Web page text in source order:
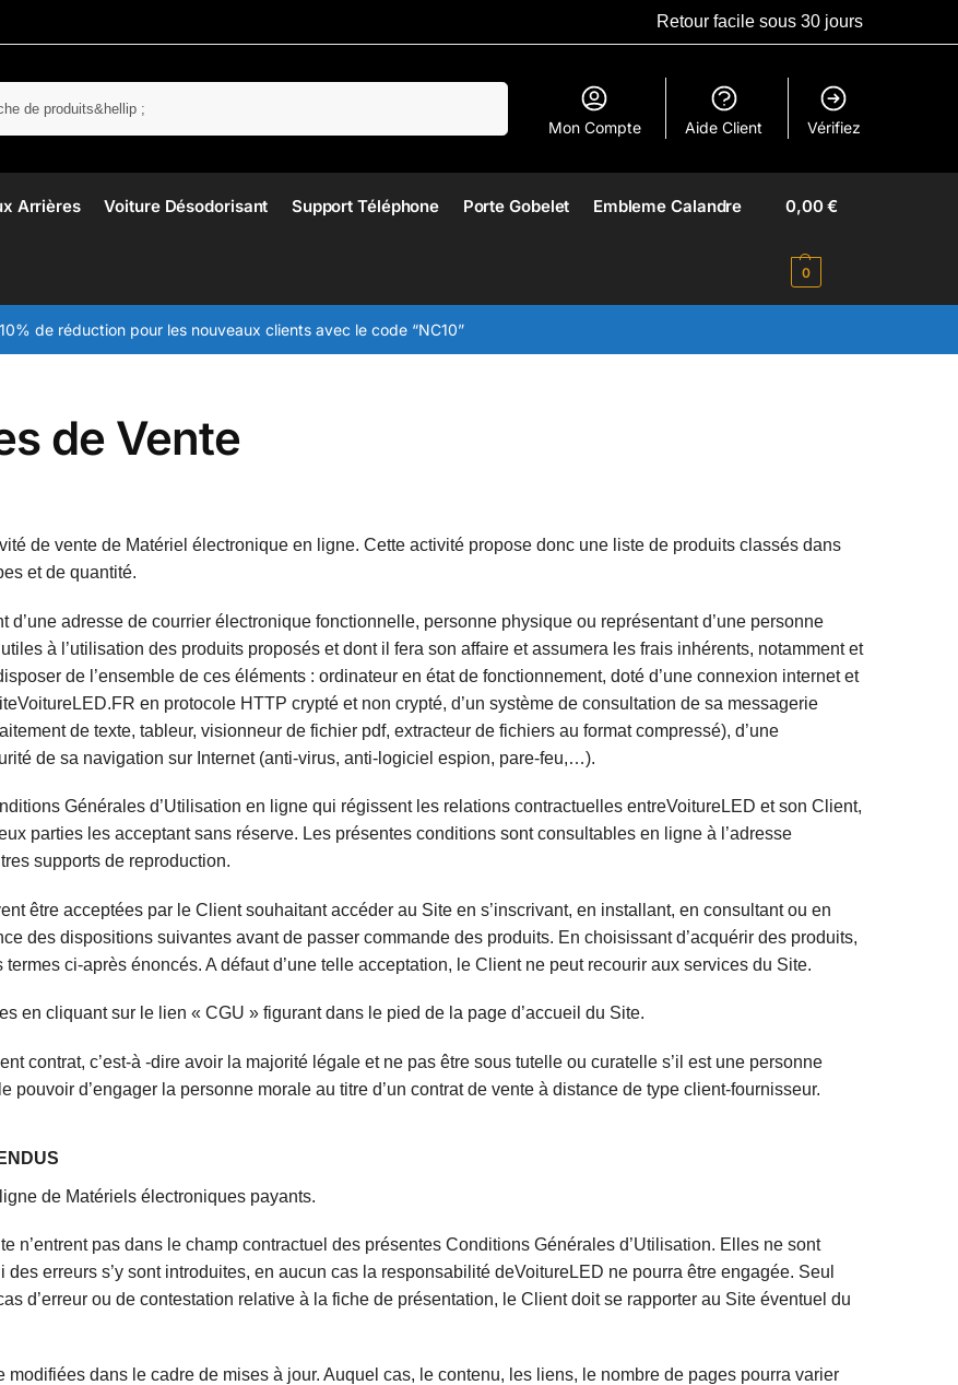
Retour facile sous 30 jours
Mon Compte Aide Client Vérifiez
Arrières Voiture Désodorisant Support Téléphone Porte Gobelet Embleme Calandre​ 0,00€
0
10% de réduction pour les nouveaux clients avec le code “NC10”
de Vente
de vente de Matériel électronique en ligne. Cette activité propose donc une liste de produits classés dans
et de quantité.
adresse de courrier électronique fonctionnelle, personne physique ou représentant d’une personne
à l’utilisation des produits proposés et dont il fera son affaire et assumera les frais inhérents, notamment et
de l’ensemble de ces éléments : ordinateur en état de fonctionnement, doté d’une connexion internet et
en protocole HTTP crypté et non crypté, d’un système de consultation de sa messagerie
de texte, tableur, visionneur de fichier pdf, extracteur de fichiers au format compressé), d’une
de sa navigation sur Internet (anti-virus, anti-logiciel espion, pare-feu,…).
Générales d’Utilisation en ligne qui régissent les relations contractuelles entreVoitureLED et son Client,
parties les acceptant sans réserve. Les présentes conditions sont consultables en ligne à l’adresse
supports de reproduction.
être acceptées par le Client souhaitant accéder au Site en s’inscrivant, en installant, en consultant ou en
des dispositions suivantes avant de passer commande des produits. En choisissant d’acquérir des produits,
ci-après énoncés. A défaut d’une telle acceptation, le Client ne peut recourir aux services du Site.
en cliquant sur le lien « CGU » figurant dans le pied de la page d’accueil du Site.
contrat, c’est-à -dire avoir la majorité légale et ne pas être sous tutelle ou curatelle s’il est une personne
pouvoir d’engager la personne morale au titre d’un contrat de vente à distance de type client-fournisseur.
de Matériels électroniques payants.
n’entrent pas dans le champ contractuel des présentes Conditions Générales d’Utilisation. Elles ne sont
erreurs s’y sont introduites, en aucun cas la responsabilité deVoitureLED ne pourra être engagée. Seul
d’erreur ou de contestation relative à la fiche de présentation, le Client doit se rapporter au Site éventuel du
dans le cadre de mises à jour. Auquel cas, le contenu, les liens, le nombre de pages pourra varier